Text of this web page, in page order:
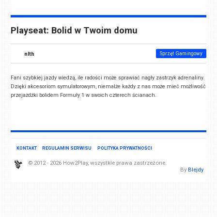
Playseat: Bolid w Twoim domu
nlth Sprzęt Gamingowy
Fani szybkiej jazdy wiedzą, ile radości może sprawiać nagły zastrzyk adrenaliny.
Dzięki akcesoriom symulatorowym, niemalże każdy z nas może mieć możliwość
przejażdżki bolidem Formuły 1 w swoich czterech ścianach.
KONTAKT REGULAMIN SERWISU POLITYKA PRYWATNOŚCI
© 2012 - 2026 How2Play, wszystkie prawa zastrzeżone.
By Blejdy